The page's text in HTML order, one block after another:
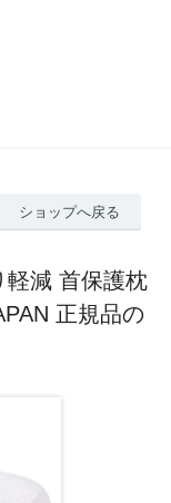
ショップへ戻る
軽減 首保護枕
正規品の